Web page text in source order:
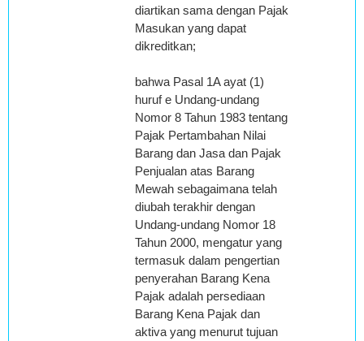
diartikan sama dengan Pajak
Masukan yang dapat
dikreditkan;
bahwa Pasal 1A ayat (1)
huruf e Undang-undang
Nomor 8 Tahun 1983 tentang
Pajak Pertambahan Nilai
Barang dan Jasa dan Pajak
Penjualan atas Barang
Mewah sebagaimana telah
diubah terakhir dengan
Undang-undang Nomor 18
Tahun 2000, mengatur yang
termasuk dalam pengertian
penyerahan Barang Kena
Pajak adalah persediaan
Barang Kena Pajak dan
aktiva yang menurut tujuan